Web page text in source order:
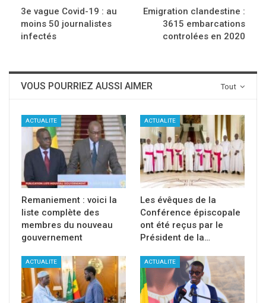
3e vague Covid-19 : au
moins 50 journalistes
infectés
Emigration clandestine :
3615 embarcations
controlées en 2020
Tout
VOUS POURRIEZ AUSSI AIMER
ACTUALITE
Remaniement : voici la
liste complète des
membres du nouveau
gouvernement
ACTUALITE
Les évêques de la
Conférence épiscopale
ont été reçus par le
Président de la…
ACTUALITE ACTUALITE